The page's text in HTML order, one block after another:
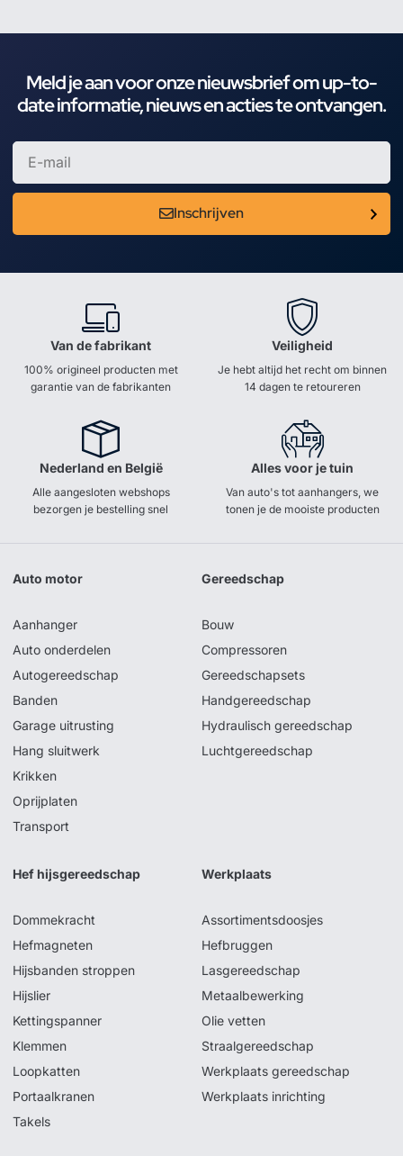
Meld je aan voor onze nieuwsbrief om up-to-
date informatie, nieuws en acties te ontvangen.
Inschrijven
Van de fabrikant
100% origineel producten met
garantie van de fabrikanten
Veiligheid
Je hebt altijd het recht om binnen
14 dagen te retoureren
Nederland en België
Alle aangesloten webshops
bezorgen je bestelling snel
Alles voor je tuin
Van auto's tot aanhangers, we
tonen je de mooiste producten
Auto motor
Aanhanger
Auto onderdelen
Autogereedschap
Banden
Garage uitrusting
Hang sluitwerk
Krikken
Oprijplaten
Transport
Gereedschap
Bouw
Compressoren
Gereedschapsets
Handgereedschap
Hydraulisch gereedschap
Luchtgereedschap
Hef hijsgereedschap
Dommekracht
Hefmagneten
Hijsbanden stroppen
Hijslier
Kettingspanner
Klemmen
Loopkatten
Portaalkranen
Takels
Werkplaats
Assortimentsdoosjes
Hefbruggen
Lasgereedschap
Metaalbewerking
Olie vetten
Straalgereedschap
Werkplaats gereedschap
Werkplaats inrichting